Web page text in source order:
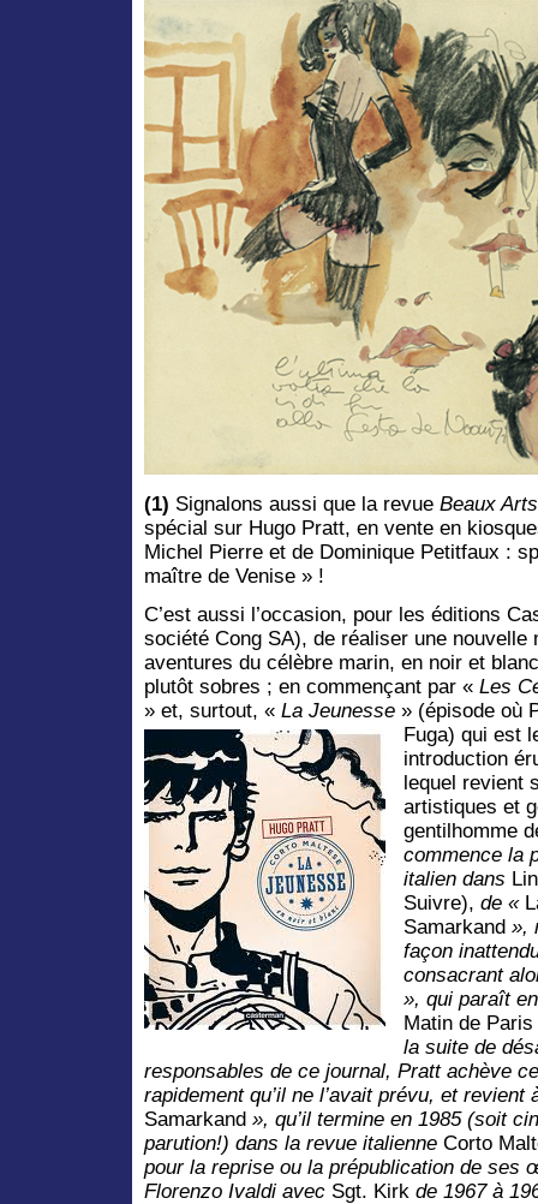
(1) Signalons aussi que la revue Beaux
spécial sur Hugo Pratt, en vente en
Michel Pierre et de Dominique Petitfaux :
maître de Venise » !
C’est aussi l’occasion, pour les éditions
société Cong SA), de réaliser une nouvelle
aventures du célèbre marin, en noir et
plutôt sobres ; en commençant par « Les
» et, surtout, « La Jeunesse » (épisode où
Fuga) qui est
introduction
lequel revient
artistiques et
gentilhomme
commence la
italien dans
Suivre), de «
Samarkand »,
façon
consacrant
», qui paraît
Matin de Paris
la suite de
responsables de ce journal, Pratt achève
rapidement qu’il ne l’avait prévu, et revient
Samarkand », qu’il termine en 1985 (soit
parution!) dans la revue italienne Corto
pour la reprise ou la prépublication de ses
Florenzo Ivaldi avec Sgt. Kirk de 1967 à